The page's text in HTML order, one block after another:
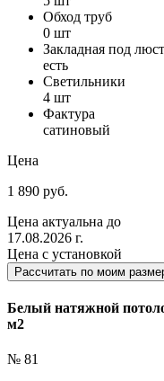
Обход труб
0 шт
Закладная под
есть
Светильники
4 шт
Фактура
сатиновый
Цена
1 890 руб.
Цена актуальна до
17.08.2026 г.
Цена с установкой
Рассчитать по моим
Белый натяжной
м2
№ 81